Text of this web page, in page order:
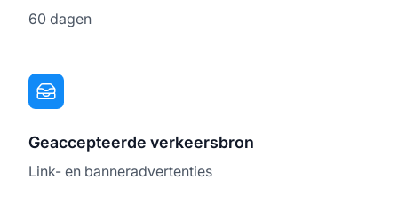
60 dagen
Geaccepteerde verkeersbron
Link- en banneradvertenties